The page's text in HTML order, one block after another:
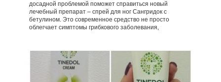
досадной проблемой поможет справиться новый
лечебный препарат – спрей для ног Сангридок с
бетулином. Это современное средство не просто
облегчает симптомы грибкового заболевания,